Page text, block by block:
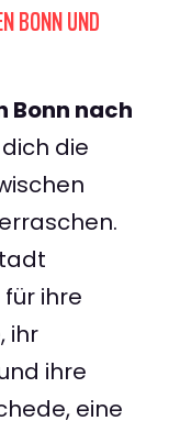
BONN UND
Bonn nach
die
ihre
ihr
ihre
eine